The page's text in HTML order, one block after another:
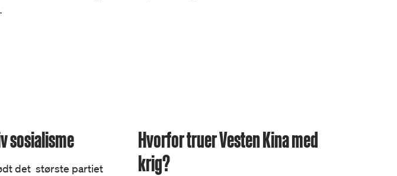
sosialisme
det største partiet
Hvorfor truer Vesten Kina med
krig?